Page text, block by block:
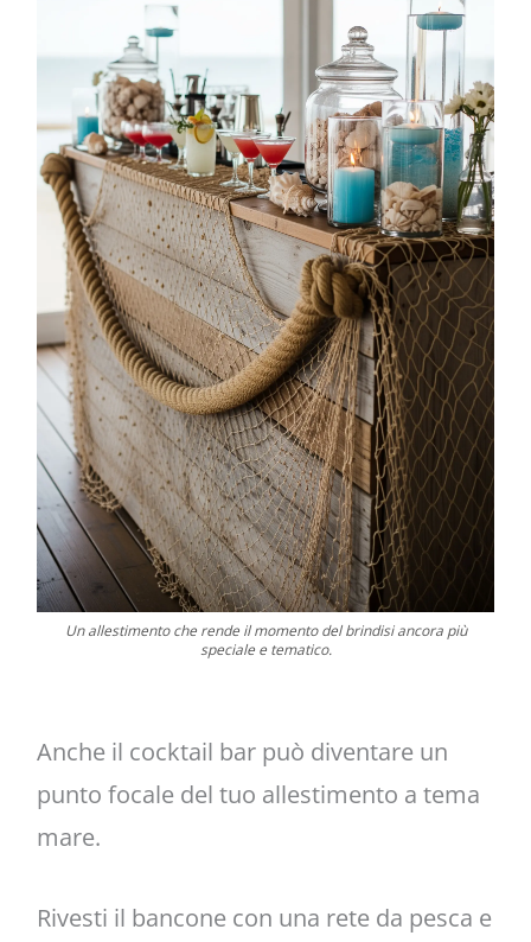
Un allestimento che rende il momento del brindisi ancora più
speciale e tematico.
Anche il cocktail bar può diventare un
punto focale del tuo allestimento a tema
mare.
Rivesti il bancone con una rete da pesca e